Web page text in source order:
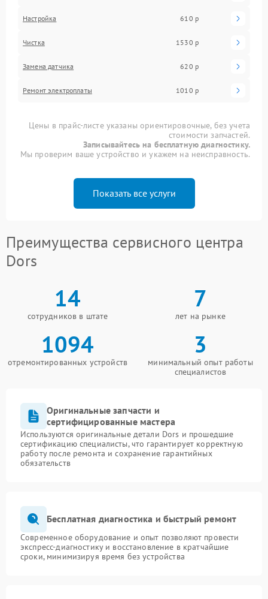
Настройка 610 р
Чистка 1530 р
Замена датчика 620 р
Ремонт электроплаты 1010 р
Цены в прайс-листе указаны ориентировочные, без учета
стоимости запчастей.
Записывайтесь на бесплатную диагностику.
Мы проверим ваше устройство и укажем на неисправность.
Показать все услуги
Преимущества сервисного центра
Dors
14
сотрудников в штате
7
лет на рынке
1094
отремонтированных устройств
3
минимальный опыт работы
специалистов
Оригинальные запчасти и
сертифицированные мастера
Используются оригинальные детали Dors и прошедшие
сертификацию специалисты, что гарантирует корректную
работу после ремонта и сохранение гарантийных
обязательств
Бесплатная диагностика и быстрый ремонт
Современное оборудование и опыт позволяют провести
экспресс-диагностику и восстановление в кратчайшие
сроки, минимизируя время без устройства